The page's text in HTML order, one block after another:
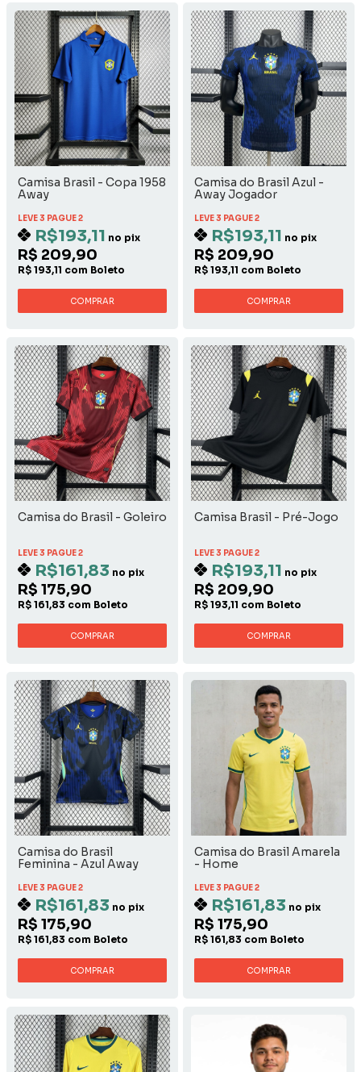
Camisa Brasil - Copa 1958
Away
LEVE 3 PAGUE 2
R$193,11 no pix
R$ 209,90
R$ 193,11 com Boleto
COMPRAR
Camisa do Brasil Azul -
Away Jogador
LEVE 3 PAGUE 2
R$193,11 no pix
R$ 209,90
R$ 193,11 com Boleto
COMPRAR
Camisa do Brasil - Goleiro
LEVE 3 PAGUE 2
R$161,83 no pix
R$ 175,90
R$ 161,83 com Boleto
COMPRAR
Camisa Brasil - Pré-Jogo
LEVE 3 PAGUE 2
R$193,11 no pix
R$ 209,90
R$ 193,11 com Boleto
COMPRAR
Camisa do Brasil
Feminina - Azul Away
LEVE 3 PAGUE 2
R$161,83 no pix
R$ 175,90
R$ 161,83 com Boleto
COMPRAR
Camisa do Brasil Amarela
- Home
LEVE 3 PAGUE 2
R$161,83 no pix
R$ 175,90
R$ 161,83 com Boleto
COMPRAR